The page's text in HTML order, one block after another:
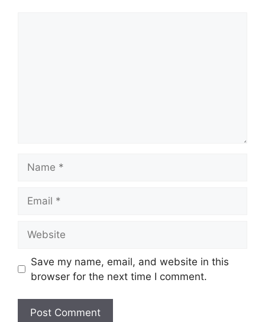
Save my name, email, and website in this
browser for the next time I comment.